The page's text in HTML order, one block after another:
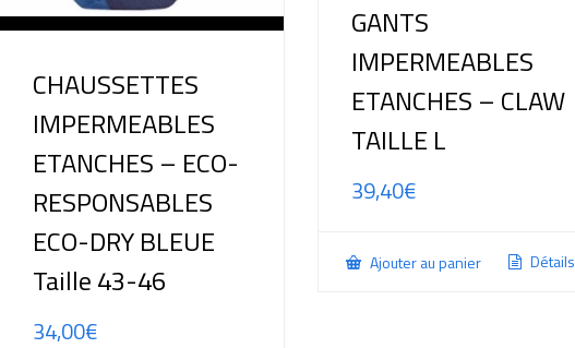
CHAUSSETTES
IMPERMEABLES
ETANCHES – ECO-
RESPONSABLES
ECO-DRY BLEUE
Taille 43-46
34,00€
GANTS
IMPERMEABLES
ETANCHES – CLAW
TAILLE L
39,40€
Ajouter au panier Détails